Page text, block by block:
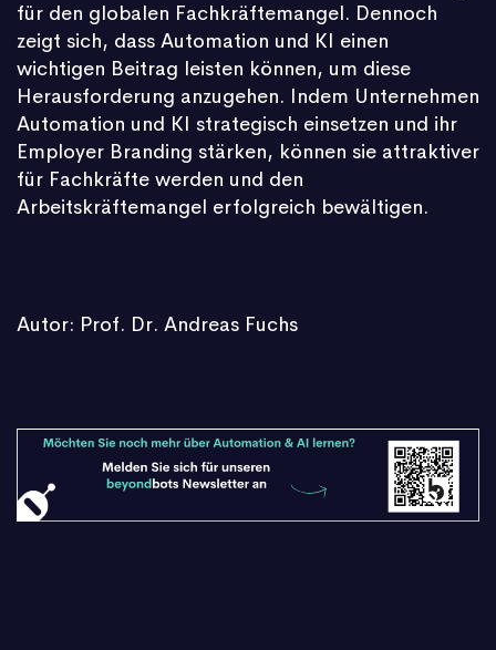
für den globalen Fachkräftemangel. Dennoch
zeigt sich, dass Automation und KI einen
wichtigen Beitrag leisten können, um diese
Herausforderung anzugehen. Indem Unternehmen
Automation und KI strategisch einsetzen und ihr
Employer Branding stärken, können sie attraktiver
für Fachkräfte werden und den
Arbeitskräftemangel erfolgreich bewältigen.
Autor: Prof. Dr. Andreas Fuchs